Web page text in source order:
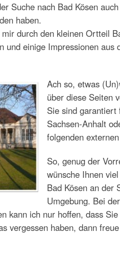
Suche nach Bad Kösen
haben.
durch den kleinen Ortteil
und einige Impressionen
Ach so, etwas
über diese Seiten
Sie sind garantiert
Sachsen-Anhalt
folgenden
So, genug der
wünsche Ihnen
Bad Kösen an der
Umgebung. Bei
kann ich nur hoffen, dass
vergessen haben, dann